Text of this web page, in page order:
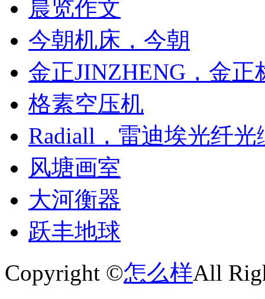
晨览作文
今朝机床，今朝
金正JINZHENG，金正
格素空压机
Radiall，雷迪埃光纤光
风塘画室
大河衡器
跃丰地球
Copyright ©怎么样All